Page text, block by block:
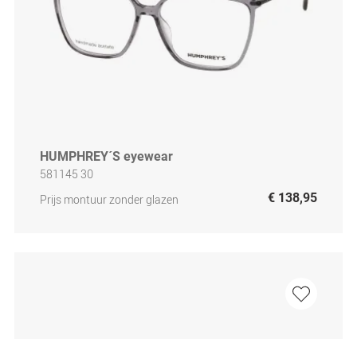
HUMPHREY´S eyewear
581145 30
Prijs montuur zonder glazen
€ 138,95